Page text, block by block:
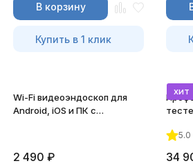
В корзину
Купить в 1 клик
Wi-Fi видеоэндоскоп для
Android, iOS и ПК с
2 490 ₽
хит
5.0
34